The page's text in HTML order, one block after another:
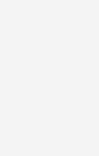
km; CO2-
km; CO2-